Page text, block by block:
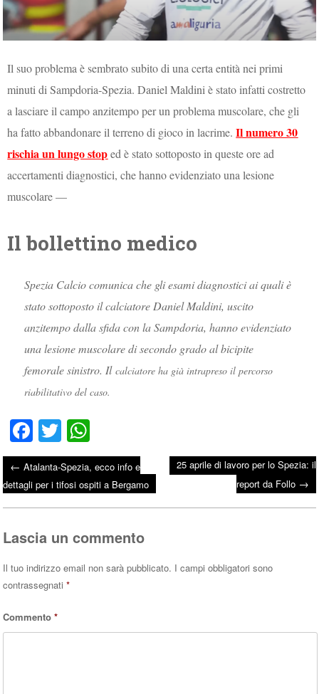
Il suo problema è sembrato subito di una certa entità nei primi
minuti di Sampdoria-Spezia. Daniel Maldini è stato infatti costretto
a lasciare il campo anzitempo per un problema muscolare, che gli
ha fatto abbandonare il terreno di gioco in lacrime.Il numero 30
rischia un lungo stoped è stato sottoposto in queste ore ad
accertamenti diagnostici, che hanno evidenziato una lesione
muscolare —
Il bollettino medico
Spezia Calcio comunica che gli esami diagnostici ai quali è
stato sottoposto il calciatore Daniel Maldini, uscito
anzitempo dalla sfida con la Sampdoria, hanno evidenziato
una lesione muscolare di secondo grado al bicipite
femorale sinistro. Ilcalciatore ha già intrapreso il percorso
riabilitativo del caso.
Fa
ce
bo
ok
T
wi
tte
r
ha
ts
A
Post navigation
← Atalanta-Spezia, ecco info e
dettagli per i tifosi ospiti a Bergamo
25 aprile di lavoro per lo Spezia: il
report da Follo →
Lascia un commento
Il tuo indirizzo email non sarà pubblicato. I campi obbligatori sono
contrassegnati*
Commento*